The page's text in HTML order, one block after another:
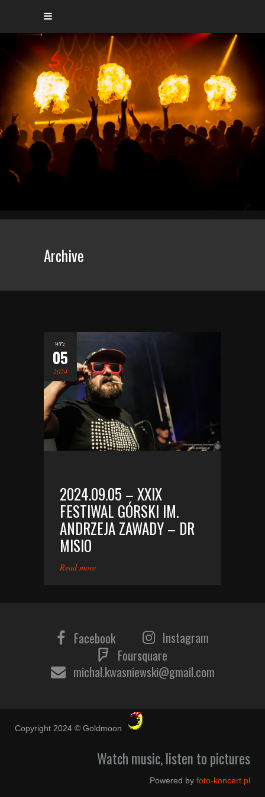
Archive
wrz
05
2024
2024.09.05 – XXIX
FESTIWAL GÓRSKI IM.
ANDRZEJA ZAWADY – DR
MISIO
Read more
Facebook
Instagram
Foursquare
michal.kwasniewski@gmail.com
Copyright 2024 © Goldmoon
Watch music, listen to pictures
Powered by foto-koncert.pl